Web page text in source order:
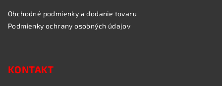
Obchodné podmienky a dodanie tovaru
Podmienky ochrany osobných údajov
KONTAKT